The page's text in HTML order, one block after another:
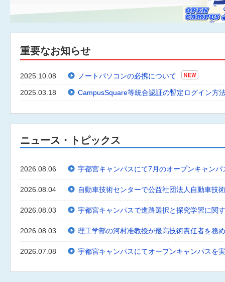
重要なお知らせ
2025.10.08 ノートパソコンの必携について
2025.03.18 CampusSquare等統合認証の暫定ログイン方
ニュース・トピックス
2026.08.06 宇都宮キャンパスにて7月のオープンキャンパ
2026.08.04
2026.08.03
2026.08.03
2026.07.08 宇都宮キャンパスにてオープンキャンパスを